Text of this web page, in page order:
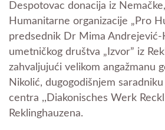
Despotovac donacija iz
Humanitarne organizacije „Pro
predsednik Dr Mima
umetničkog društva „Izvor” iz
zahvaljujući velikom angažmanu
Nikolić, dugogodišnjem
centra ,,Diakonisches Werk
Reklinghauzena.